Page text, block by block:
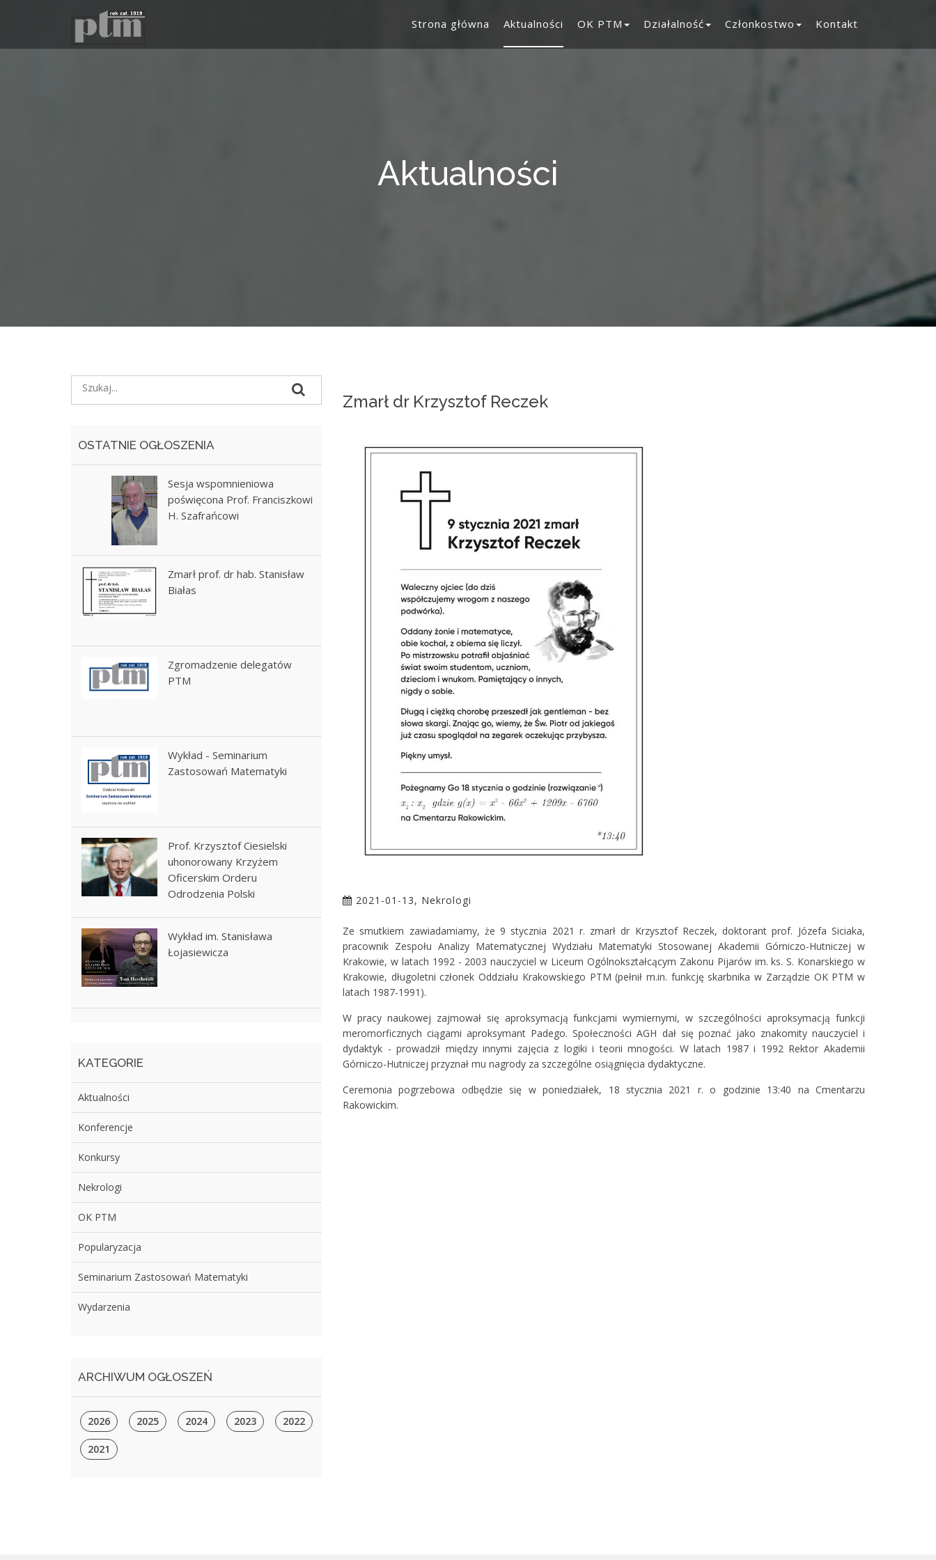
Strona główna Aktualności OK PTM Działalność Członkostwo Kontakt
Aktualności
OSTATNIE OGŁOSZENIA
Sesja wspomnieniowa
poświęcona Prof. Franciszkowi
H. Szafrańcowi
Zmarł prof. dr hab. Stanisław
Białas
Zgromadzenie delegatów
PTM
Wykład - Seminarium
Zastosowań Matematyki
Prof. Krzysztof Ciesielski
uhonorowany Krzyżem
Oficerskim Orderu
Odrodzenia Polski
Wykład im. Stanisława
Łojasiewicza
KATEGORIE
Aktualności
Konferencje
Konkursy
Nekrologi
OK PTM
Popularyzacja
Seminarium Zastosowań Matematyki
Wydarzenia
ARCHIWUM OGŁOSZEŃ
2026 2025 2024 2023 2022
2021
Zmarł dr Krzysztof Reczek
2021-01-13, Nekrologi
Ze smutkiem zawiadamiamy, że 9 stycznia 2021 r. zmarł dr Krzysztof Reczek, doktorant prof. Józefa Siciaka,
pracownik Zespołu Analizy Matematycznej Wydziału Matematyki Stosowanej Akademii Górniczo-Hutniczej w
Krakowie, w latach 1992 - 2003 nauczyciel w Liceum Ogólnokształcącym Zakonu Pijarów im. ks. S. Konarskiego w
Krakowie, długoletni członek Oddziału Krakowskiego PTM (pełnił m.in. funkcję skarbnika w Zarządzie OK PTM w
latach 1987-1991).
W pracy naukowej zajmował się aproksymacją funkcjami wymiernymi, w szczególności aproksymacją funkcji
meromorficznych ciągami aproksymant Padego. Społeczności AGH dał się poznać jako znakomity nauczyciel i
dydaktyk - prowadził między innymi zajęcia z logiki i teorii mnogości. W latach 1987 i 1992 Rektor Akademii
Górniczo-Hutniczej przyznał mu nagrody za szczególne osiągnięcia dydaktyczne.
Ceremonia pogrzebowa odbędzie się w poniedziałek, 18 stycznia 2021 r. o godzinie 13:40 na Cmentarzu
Rakowickim.